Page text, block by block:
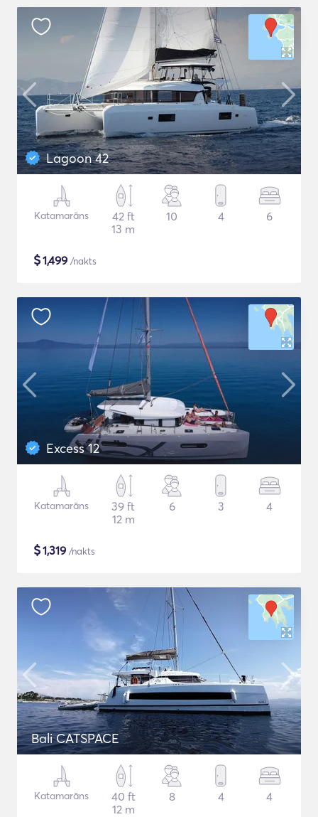
Lagoon 42
Katamarāns
42 ft
13 m
10 4 6
$1,499 /nakts
Excess 12
Katamarāns
39 ft
12 m
6 3 4
$1,319 /nakts
Bali CATSPACE
Katamarāns
40 ft
12 m
8 4 4